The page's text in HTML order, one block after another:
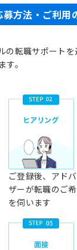
募方法・ご利用
の転職サポート
。
ご登録後、アド
ザーが転職のご
を伺います